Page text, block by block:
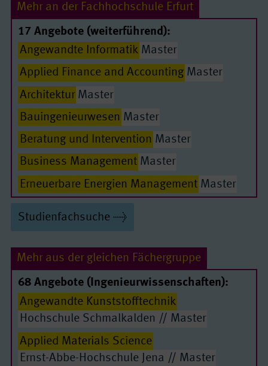
Passende Seiten
Mehr an der Fachhochschule Erfurt
17 Angebote (weiterführend):
Angewandte Informatik Master
Applied Finance and Accounting Master
Architektur Master
Bauingenieurwesen Master
Beratung und Intervention Master
Business Management Master
Erneuerbare Energien Management Master
Management von Forstbetrieben Master
Nachhaltige Gebäude- und Energiesysteme
Master
Nachhaltiger Pflanzenbau in Forschung und
Master
Studienfachsuche
Mehr aus der gleichen Fächergruppe
68 Angebote (Ingenieurwissenschaften):
Angewandte Kunststofftechnik
Hochschule Schmalkalden // Master
Applied Materials Science
Ernst-Abbe-Hochschule Jena // Master